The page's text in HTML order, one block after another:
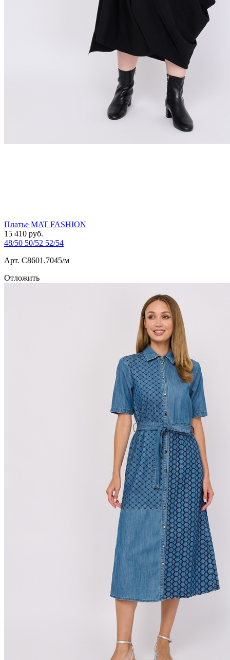
Платье MAT FASHION
15 410 руб.
48/50 50/52 52/54
Арт. С8601.7045/м
Отложить